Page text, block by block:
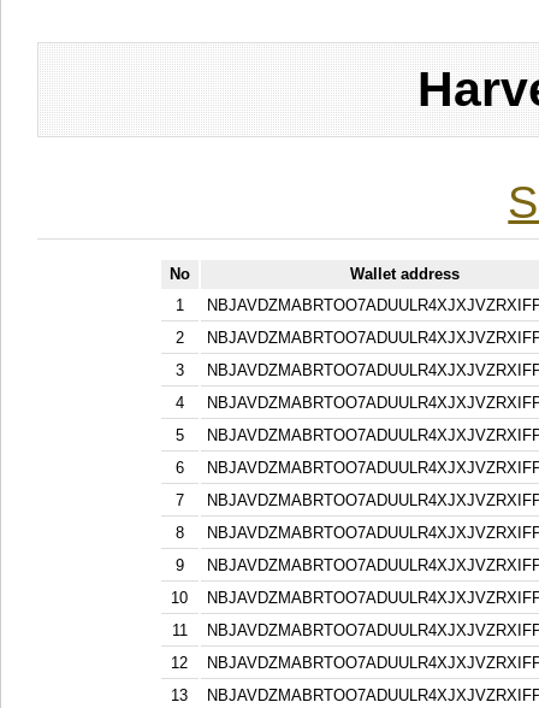
No
Wallet address
1
2
3
4
5
6
7
8
9
10
11
12
13